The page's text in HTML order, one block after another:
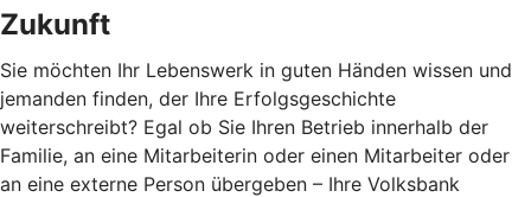
Zukunft
Sie möchten Ihr Lebenswerk in guten Händen wissen und
jemanden finden, der Ihre Erfolgsgeschichte
weiterschreibt? Egal ob Sie Ihren Betrieb innerhalb der
Familie, an eine Mitarbeiterin oder einen Mitarbeiter oder
an eine externe Person übergeben – Ihre Volksbank